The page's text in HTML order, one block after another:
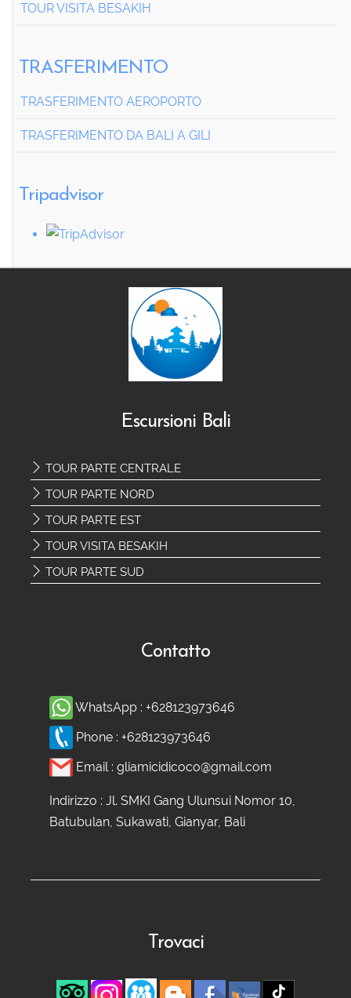
TOUR VISITA BESAKIH
TRASFERIMENTO
TRASFERIMENTO AEROPORTO
TRASFERIMENTO DA BALI A GILI
Tripadvisor
Escursioni Bali
TOUR PARTE CENTRALE
TOUR PARTE NORD
TOUR PARTE EST
TOUR VISITA BESAKIH
TOUR PARTE SUD
Contatto
WhatsApp : +628123973646
Phone : +628123973646
Email : gliamicidicoco@gmail.com
Indirizzo : Jl. SMKI Gang Ulunsui Nomor 10,
Batubulan, Sukawati, Gianyar, Bali
Trovaci